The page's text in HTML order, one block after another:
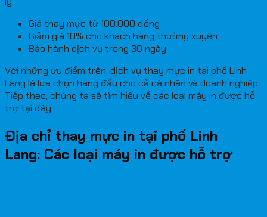
Giá thay mực từ 100.000 đồng
Giảm giá 10% cho khách hàng thường xuyên
Bảo hành dịch vụ trong 30 ngày
Với những ưu điểm trên, dịch vụ thay mực in tại phố Linh
Lang là lựa chọn hàng đầu cho cả cá nhân và doanh nghiệp.
Tiếp theo, chúng ta sẽ tìm hiểu về các loại máy in được hỗ
trợ tại đây.
Địa chỉ thay mực in tại phố Linh
Lang: Các loại máy in được hỗ trợ